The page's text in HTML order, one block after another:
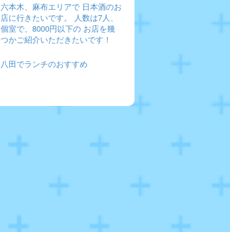
六本木、麻布エリアで 日本酒のお
店に行きたいです。 人数は7人、
個室で、8000円以下の お店を幾
つかご紹介いただきたいです！
八田でランチのおすすめ